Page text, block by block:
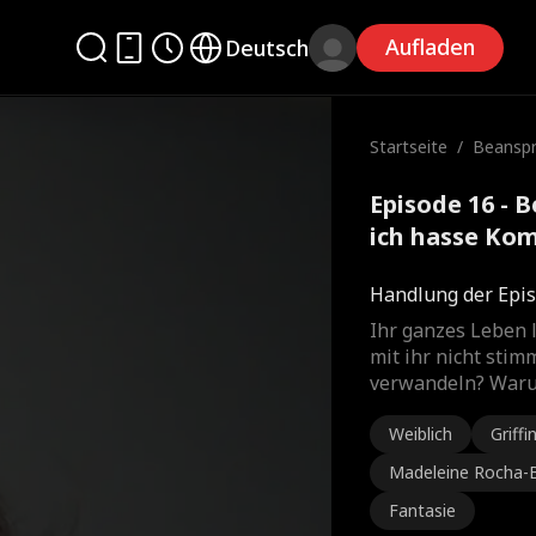
Deutsch Aufladen
Startseite /
Episode 16 -
ich hasse
Handlung der
Ihr ganzes Leben
mit ihr nicht
verwandeln?
Weiblich
Madeleine
Fantasie